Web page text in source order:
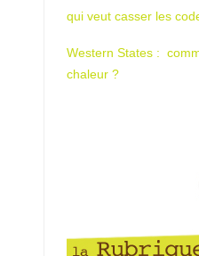
qui veut casser les
Western States :
chaleur ?